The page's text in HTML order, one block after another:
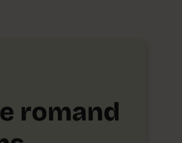
romand